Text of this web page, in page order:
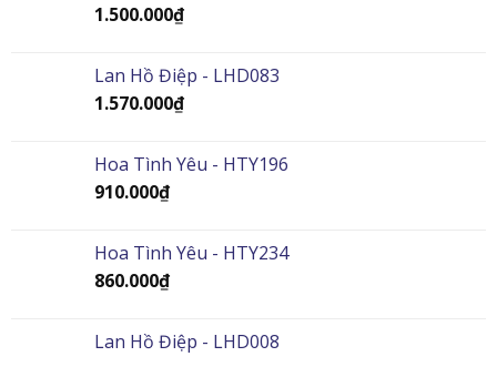
1.500.000₫
Lan Hồ Điệp - LHD083
1.570.000₫
Hoa Tình Yêu - HTY196
910.000₫
Hoa Tình Yêu - HTY234
860.000₫
Lan Hồ Điệp - LHD008